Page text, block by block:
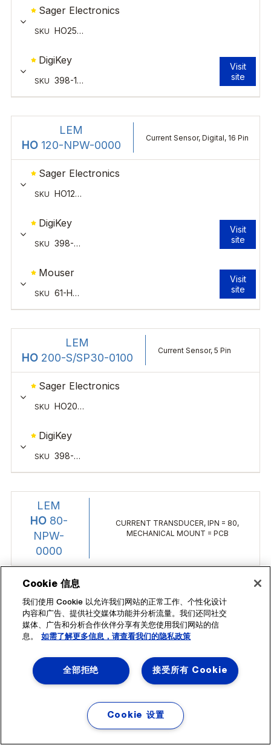
Cookie 信息
我们使用 Cookie 以允许我们网站的正常工作、个性化设计
内容和广告、提供社交媒体功能并分析流量。我们还同社交
媒体、广告和分析合作伙伴分享有关您使用我们网站的信
息。
如需了解更多信息，请查看我们的隐私政策
接受所有 Cookie
全部拒绝
Cookie 设置